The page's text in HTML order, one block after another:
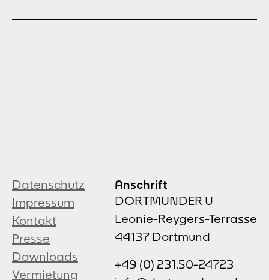
Datenschutz
Impressum
Kontakt
Presse
Downloads
Vermietung
Anschrift
DORTMUNDER U
Leonie-Reygers-Terrasse
44137 Dortmund
+49 (0) 231.50-24723